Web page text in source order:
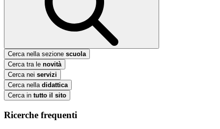
Cerca nella sezione scuola
Cerca tra le novità
Cerca nei servizi
Cerca nella didattica
Cerca in tutto il sito
Ricerche frequenti